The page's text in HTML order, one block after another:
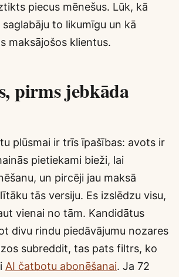
piecus mēnešus. Lūk, kā
to likumīgu un kā
maksājošos klientus.
pirms jebkāda
plūsmai ir trīs īpašības: avots ir
pietiekami bieži, lai
un pircēji jau maksā
tās versiju. Es izslēdzu visu,
vienai no tām. Kandidātus
divu rindu piedāvājumu nozares
subreddit, tas pats filtrs, ko
AI čatbotu abonēšanai. Ja 72